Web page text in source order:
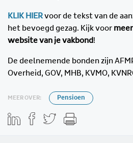
KLIK HIERvoor de tekst van de
het bevoegd gezag. Kijk voor
website van je vakbond!
De deelnemende bonden zijn
Overheid, GOV, MHB, KVMO,
MEER OVER: Pensioen